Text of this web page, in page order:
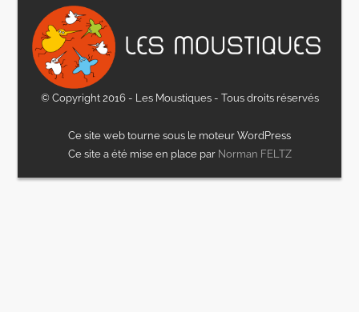
© Copyright 2016 - Les Moustiques - Tous droits réservés
Ce site web tourne sous le moteur WordPress
Ce site a été mise en place par Norman FELTZ